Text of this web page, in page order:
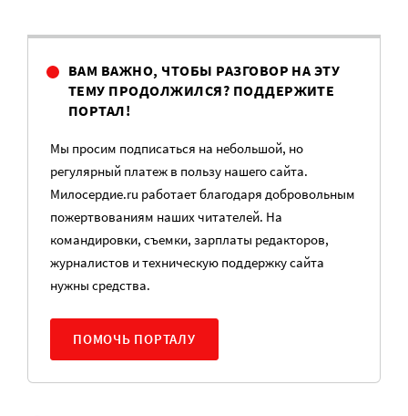
ВАМ ВАЖНО, ЧТОБЫ РАЗГОВОР НА ЭТУ
ТЕМУ ПРОДОЛЖИЛСЯ? ПОДДЕРЖИТЕ
ПОРТАЛ!
Мы просим подписаться на небольшой, но
регулярный платеж в пользу нашего сайта.
Милосердие.ru работает благодаря добровольным
пожертвованиям наших читателей. На
командировки, съемки, зарплаты редакторов,
журналистов и техническую поддержку сайта
нужны средства.
ПОМОЧЬ ПОРТАЛУ